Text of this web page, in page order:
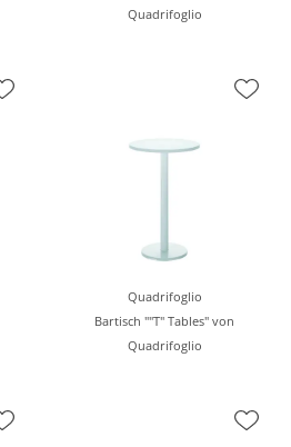
Quadrifoglio
Quadrifoglio
Bartisch ""T" Tables" von
Quadrifoglio